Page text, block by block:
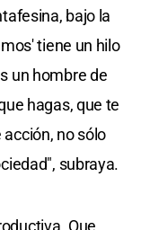
bajo la
tiene un hilo
un hombre de
hagas, que te
no sólo
subraya.
Que